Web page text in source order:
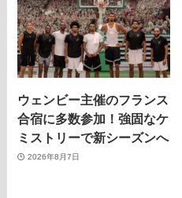
ウェンビー主催のフランス
合宿に多数参加！強固なケ
ミストリーで新シーズンへ
2026年8月7日